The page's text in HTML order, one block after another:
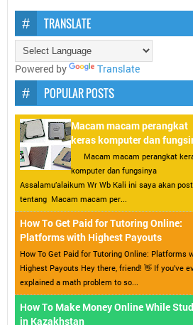
TRANSLATE
Powered by Translate
POPULAR POSTS
Macam macam perangkat
keras komputer dan
Macam macam perangkat
komputer dan fungsinya
Assalamu’alaikum Wr Wb Kali ini saya akan
tentang Macam macam per...
How To Get Paid for Tutoring Online:
Platforms with Highest Payouts
How To Get Paid for Tutoring Online: Platforms
Highest Payouts Hey there, friend! 👋 If you’ve
explained a math problem to so...
How To Make Money Online While
in Kazakhstan